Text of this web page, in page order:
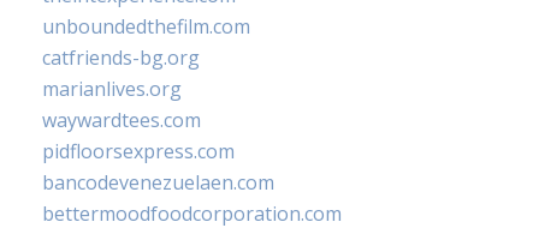
unboundedthefilm.com
catfriends-bg.org
marianlives.org
waywardtees.com
pidfloorsexpress.com
bancodevenezuelaen.com
bettermoodfoodcorporation.com